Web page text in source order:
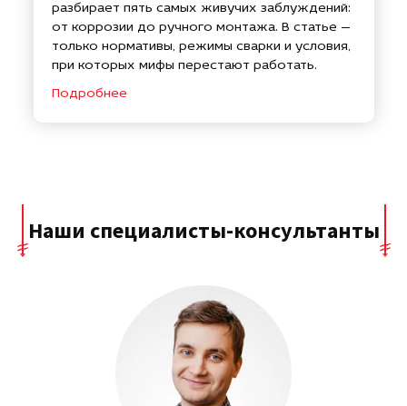
разбирает пять самых живучих заблуждений:
от коррозии до ручного монтажа. В статье —
только нормативы, режимы сварки и условия,
при которых мифы перестают работать.
Подробнее
Наши специалисты-консультанты